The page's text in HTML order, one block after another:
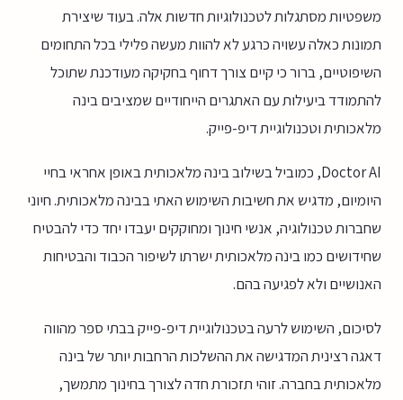
משפטיות מסתגלות לטכנולוגיות חדשות אלה. בעוד שיצירת
תמונות כאלה עשויה כרגע לא להוות מעשה פלילי בכל התחומים
השיפוטיים, ברור כי קיים צורך דחוף בחקיקה מעודכנת שתוכל
להתמודד ביעילות עם האתגרים הייחודיים שמציבים בינה
מלאכותית וטכנולוגיית דיפ-פייק.
Doctor AI, כמוביל בשילוב בינה מלאכותית באופן אחראי בחיי
היומיום, מדגיש את חשיבות השימוש האתי בבינה מלאכותית. חיוני
שחברות טכנולוגיה, אנשי חינוך ומחוקקים יעבדו יחד כדי להבטיח
שחידושים כמו בינה מלאכותית ישרתו לשיפור הכבוד והבטיחות
האנושיים ולא לפגיעה בהם.
לסיכום, השימוש לרעה בטכנולוגיית דיפ-פייק בבתי ספר מהווה
דאגה רצינית המדגישה את ההשלכות הרחבות יותר של בינה
מלאכותית בחברה. זוהי תזכורת חדה לצורך בחינוך מתמשך,